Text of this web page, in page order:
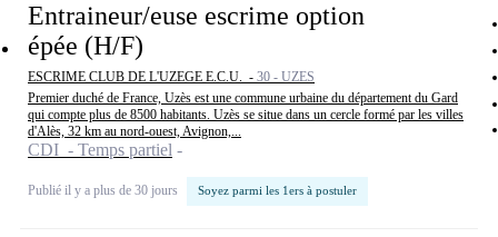
Entraineur/euse escrime option
épée (H/F)
ESCRIME CLUB DE L'UZEGE E.C.U. - 30 - UZES
Premier duché de France, Uzès est une commune urbaine du département du Gard
qui compte plus de 8500 habitants. Uzès se situe dans un cercle formé par les villes
d'Alès, 32 km au nord-ouest, Avignon,...
CDI - Temps partiel
Publié il y a plus de 30 jours Soyez parmi les 1ers à postuler